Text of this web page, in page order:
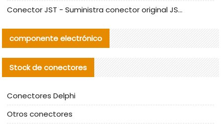
Conector JST - Suministra conector original JST GHR-09V-S | productos alternativos
componente electrónico
Stock de conectores
Conectores Delphi
Otros conectores